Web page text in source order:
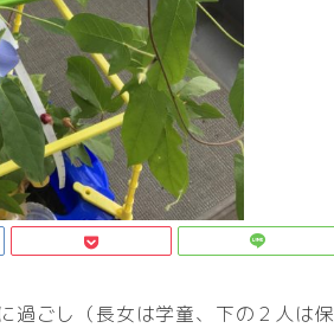
過ごし（長女は学童、下の２人は保